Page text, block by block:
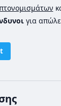
για